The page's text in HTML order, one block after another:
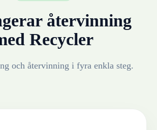
återvinning
Recycler
och återvinning i fyra enkla steg.